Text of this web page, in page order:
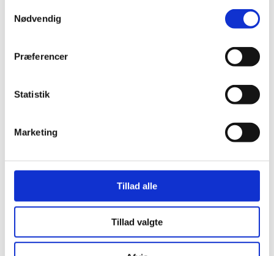
Nødvendig
Præferencer
Statistik
Marketing
Tillad alle
Tillad valgte
Navn
E-mail
Jeg accepterervilkårerne